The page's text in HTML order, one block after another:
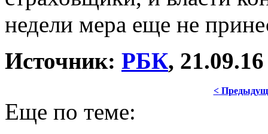
недели мера еще не
Источник: РБК, 21.09.16
<
Еще по теме: